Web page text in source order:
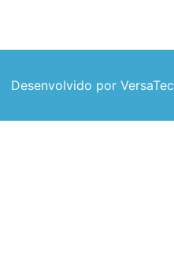
Desenvolvido por VersaTec